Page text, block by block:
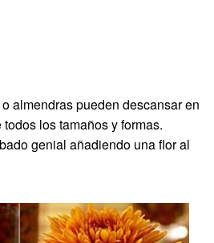
almendras pueden descansar en
los tamaños y formas.
genial añadiendo una flor al